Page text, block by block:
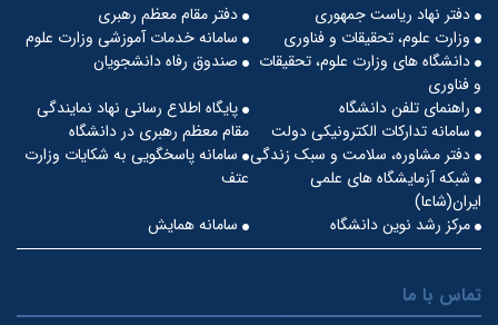
دفتر مقام معظم رهبری
دفتر نهاد ریاست جمهوری
سامانه خدمات آموزشی وزارت علوم
وزارت علوم، تحقیقات و فناوری
صندوق رفاه دانشجویان
دانشگاه های وزارت علوم، تحقیقات
و فناوری
پایگاه اطلاع رسانی نهاد نمایندگی
مقام معظم رهبری در دانشگاه
راهنمای تلفن دانشگاه
سامانه تدارکات الکترونیکی دولت
سامانه پاسخگویی به شکایات وزارت
عتف
دفتر مشاوره، سلامت و سبک زندگی
شبکه آزمایشگاه های علمی
ایران(شاعا)
سامانه همایش
مرکز رشد نوین دانشگاه
تماس با ما